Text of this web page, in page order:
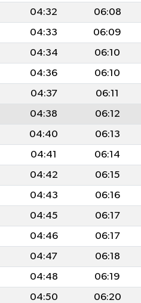
04:32 06:08
04:33 06:09
04:34 06:10
04:36 06:10
04:37 06:11
04:38 06:12
04:40 06:13
04:41 06:14
04:42 06:15
04:43 06:16
04:45 06:17
04:46 06:17
04:47 06:18
04:48 06:19
04:50 06:20